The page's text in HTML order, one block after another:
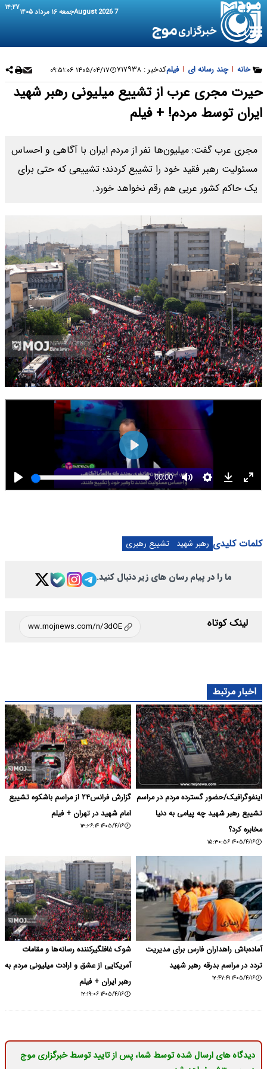
7 August 2026 جمعه ۱۶ مرداد ۱۴۰۵ ۱۴:۲۷
خانه | چند رسانه ای | فیلمکدخبر : ۷۱۷۹۳۸ ۱۴۰۵/۰۴/۱۷ ۰۹:۵۱:۰۶
حیرت مجری عرب از تشییع میلیونی رهبر شهید
ایران توسط مردم! + فیلم
مجری عرب گفت: میلیون‌ها نفر از مردم ایران با آگاهی و احساس
مسئولیت رهبر فقید خود را تشییع کردند؛ تشییعی که حتی برای
یک حاکم کشور عربی هم رقم نخواهد خورد.
کلمات کلیدی رهبر شهید تشییع رهبری
ما را در پیام رسان های زیر دنبال کنید.
لینک کوتاه
اخبار مرتبط
اینفوگرافیک/حضور گسترده مردم در مراسم
تشییع رهبر شهید چه پیامی به دنیا
مخابره کرد؟
۱۴۰۵/۴/۱۶ ۱۵:۳۰:۵۶
گزارش فرانس۲۴ از مراسم باشکوه تشییع
امام شهید در تهران + فیلم
۱۴۰۵/۴/۱۶ ۱۳:۲۶:۱۴
آماده‌باش راهداران فارس برای مدیریت
تردد در مراسم بدرقه رهبر شهید
۱۴۰۵/۴/۱۶ ۱۲:۴۷:۴۱
شوک غافلگیرکننده رسانه‌ها و مقامات
آمریکایی از عشق و ارادت میلیونی مردم به
رهبر ایران + فیلم
۱۴۰۵/۴/۱۶ ۱۲:۱۹:۰۶
دیدگاه های ارسال شده توسط شما، پس از تایید توسط خبرگزاری موج